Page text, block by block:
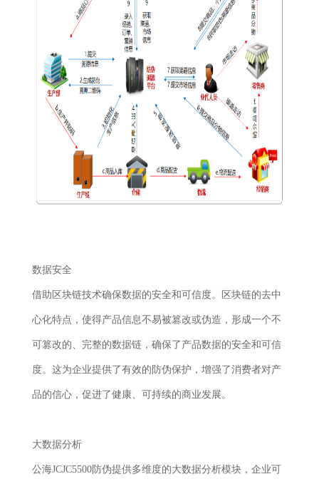
数据安全
借助区块链技术确保数据的安全和可信度。区块链的去中
心化特点，使得产品信息不易被篡改或伪造，形成一个不
可篡改的、完整的数据链，确保了产品数据的安全和可信
度。这为企业提供了有效的防伪保护，增强了消费者对产
品的信心，促进了健康、可持续的商业发展。
大数据分析
公海JCJC5500防伪提供多维度的大数据分析模块，企业可